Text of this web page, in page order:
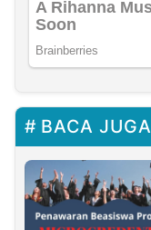
BACA JUGA